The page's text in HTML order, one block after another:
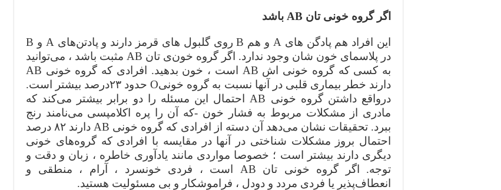
اگر گروه خونی تان‌ AB باشد
این افراد هم پادگن های‌ A و هم B روی گلبول های قرمز دارند و پادتن‌های‌ A و B
در پلاسمای خون شان وجود ندارد. اگر گروه خو‌ن‌ی تان‌ AB مثبت باشد ، می‌توانید
به کسی که گروه خونی اش AB است ، خون بدهید. افرادی که گروه خونی AB
دارند خطر بیماری قلبی در آنها نسبت به گروه خونی‌O حدود ۲۳‌درصد بیشتر است.
در‌واقع داشتن گروه خونی AB احتمال این مسئله را دو برابر بیشتر می‌کند که
مادری از مشکلات مربوط به فشار خون -که آن را پره ‌اکلامپسی می‌نامند‌ رنج
ببرد. تحقیقات نشان می‌دهد آن دسته از افرادی که گروه خونی‌ AB دارند ۸۲‌ درصد
احتمال بروز مشکلات شناختی در آنها در مقایسه با افرادی که گروه‌های خونی
دیگری دارند بیشتر است ؛ خصوصا مواردی مانند یادآوری خاطره ، زبان و دقت و
توجه. اگر گروه خونی تان AB است ، فردی خونسرد ، آرام ، منطقی و
انعطاف‌پذیر یا فردی مردد و دودل ، فراموشکار و بی مسئولیت هستید.